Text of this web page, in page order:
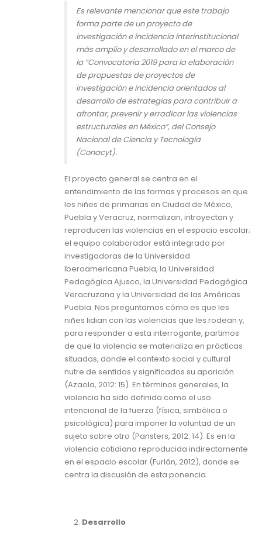
Es relevante mencionar que este trabajo
forma parte de un proyecto de
investigación e incidencia interinstitucional
más amplio y desarrollado en el marco de
la “Convocatoria 2019 para la elaboración
de propuestas de proyectos de
investigación e incidencia orientados al
desarrollo de estrategias para contribuir a
afrontar, prevenir y erradicar las violencias
estructurales en México”, del Consejo
Nacional de Ciencia y Tecnología
(Conacyt).
El proyecto general se centra en el
entendimiento de las formas y procesos en que
les niñes de primarias en Ciudad de México,
Puebla y Veracruz, normalizan, introyectan y
reproducen las violencias en el espacio escolar;
el equipo colaborador está integrado por
investigadoras de la Universidad
Iberoamericana Puebla, la Universidad
Pedagógica Ajusco, la Universidad Pedagógica
Veracruzana y la Universidad de las Américas
Puebla. Nos preguntamos cómo es que les
niñes lidian con las violencias que les rodean y,
para responder a esta interrogante, partimos
de que la violencia se materializa en prácticas
situadas, donde el contexto social y cultural
nutre de sentidos y significados su aparición
(Azaola, 2012: 15). En términos generales, la
violencia ha sido definida como el uso
intencional de la fuerza (física, simbólica o
psicológica) para imponer la voluntad de un
sujeto sobre otro (Pansters, 2012: 14). Es en la
violencia cotidiana reproducida indirectamente
en el espacio escolar (Furlán, 2012), donde se
centra la discusión de esta ponencia.
Desarrollo